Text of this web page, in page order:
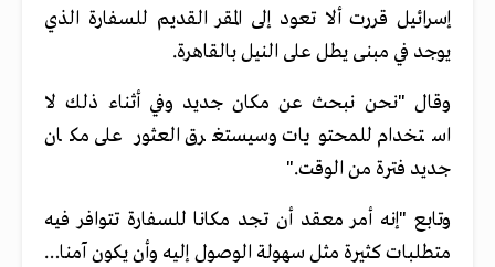
إسرائيل قررت ألا تعود إلى المقر القديم للسفارة الذي
يوجد في مبنى يطل على النيل بالقاهرة.
وقال "نحن نبحث عن مكان جديد وفي أثناء ذلك لا
استخدام للمحتويات وسيستغرق العثور على مكان
جديد فترة من الوقت."
وتابع "إنه أمر معقد أن تجد مكانا للسفارة تتوافر فيه
متطلبات كثيرة مثل سهولة الوصول إليه وأن يكون آمنا…